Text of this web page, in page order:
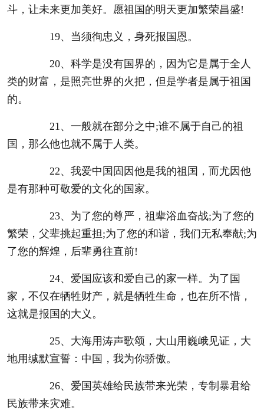
斗，让未来更加美好。愿祖国的明天更加繁荣昌盛!
19、当须徇忠义，身死报国恩。
20、科学是没有国界的，因为它是属于全人
类的财富，是照亮世界的火把，但是学者是属于祖国
的。
21、一般就在部分之中;谁不属于自己的祖
国，那么他也就不属于人类。
22、我爱中国固因他是我的祖国，而尤因他
是有那种可敬爱的文化的国家。
23、为了您的尊严，祖辈浴血奋战;为了您的
繁荣，父辈挑起重担;为了您的和谐，我们无私奉献;为
了您的辉煌，后辈勇往直前!
24、爱国应该和爱自己的家一样。为了国
家，不仅在牺牲财产，就是牺牲生命，也在所不惜，
这就是报国的大义。
25、大海用涛声歌颂，大山用巍峨见证，大
地用缄默宣誓：中国，我为你骄傲。
26、爱国英雄给民族带来光荣，专制暴君给
民族带来灾难。